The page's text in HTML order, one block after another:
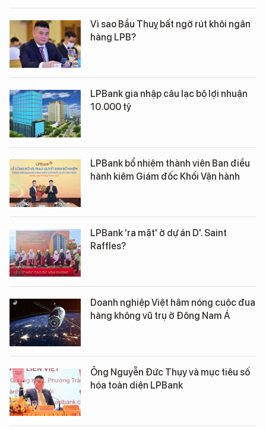
Vì sao Bầu Thuỵ bất ngờ rút khỏi ngân
hàng LPB?
LPBank gia nhập câu lạc bộ lợi nhuận
10.000 tỷ
LPBank bổ nhiệm thành viên Ban điều
hành kiêm Giám đốc Khối Vận hành
LPBank 'ra mặt' ở dự án D'. Saint
Raffles?
Doanh nghiệp Việt hâm nóng cuộc đua
hàng không vũ trụ ở Đông Nam Á
Ông Nguyễn Đức Thụy và mục tiêu số
hóa toàn diện LPBank